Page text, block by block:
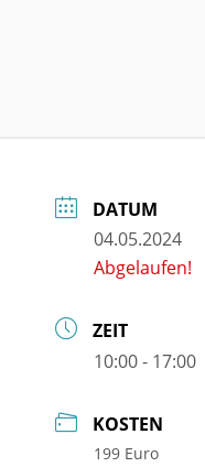
DATUM
04.05.2024
Abgelaufen!
ZEIT
10:00 - 17:00
KOSTEN
199 Euro